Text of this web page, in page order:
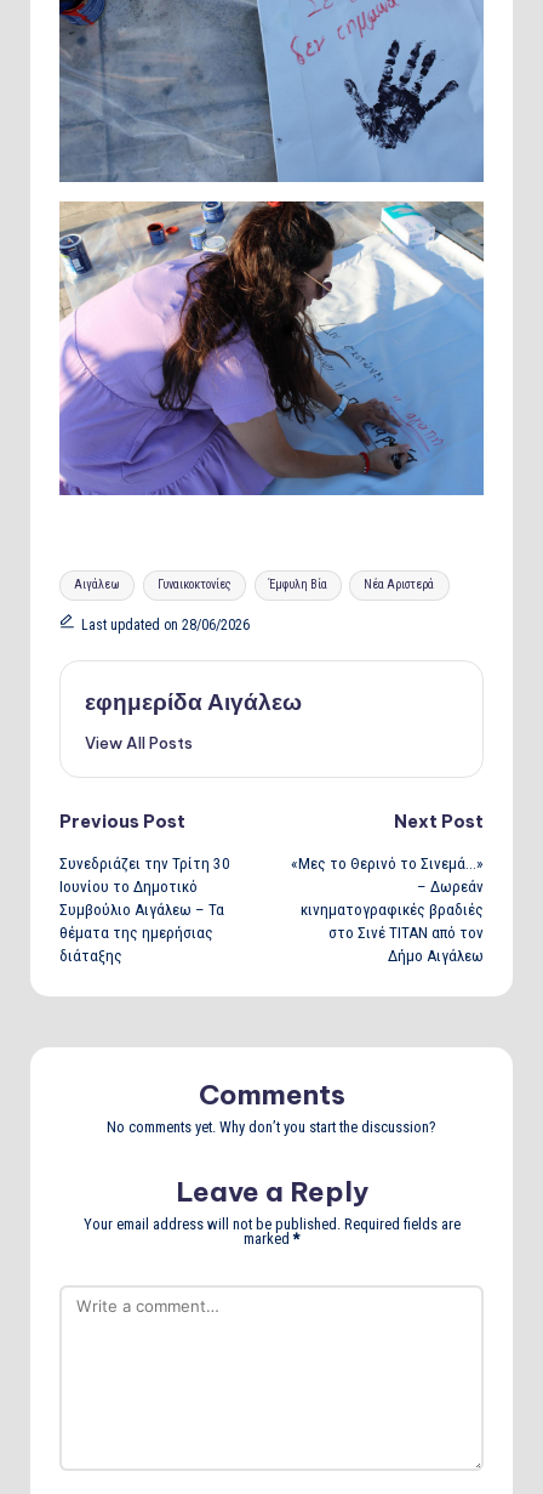
Tags:
Αιγάλεω Γυναικοκτονίες Έμφυλη Βία Νέα Αριστερά
Last updated on 28/06/2026
εφημερίδα Αιγάλεω
View All Posts
Post
navigation
Previous Post
Συνεδριάζει την Τρίτη 30
Ιουνίου το Δημοτικό
Συμβούλιο Αιγάλεω – Τα
θέματα της ημερήσιας
διάταξης
Next Post
«Μες το Θερινό το Σινεμά…»
– Δωρεάν
κινηματογραφικές βραδιές
στο Σινέ ΤΙΤΑΝ από τον
Δήμο Αιγάλεω
Comments
No comments yet. Why don’t you start the discussion?
Leave a Reply
Your email address will not be published. Required fields are
marked*